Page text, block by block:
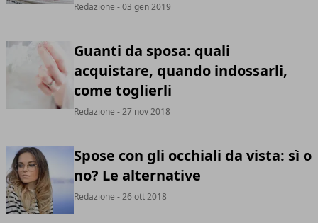
Redazione - 03 gen 2019
Guanti da sposa: quali
acquistare, quando indossarli,
come toglierli
Redazione - 27 nov 2018
Spose con gli occhiali da vista: sì o
no? Le alternative
Redazione - 26 ott 2018